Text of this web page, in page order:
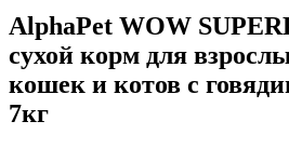
AlphaPet WOW
сухой корм для
кошек и котов c
7кг